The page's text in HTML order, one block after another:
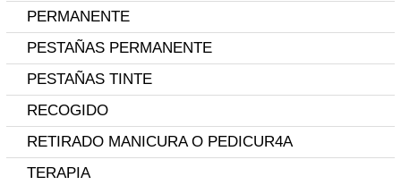
PERMANENTE
PESTAÑAS PERMANENTE
PESTAÑAS TINTE
RECOGIDO
RETIRADO MANICURA O PEDICUR4A
TERAPIA